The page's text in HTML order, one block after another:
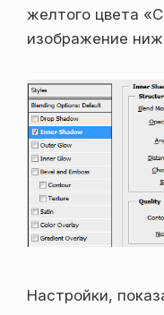
желтого цвета
изображение
Настройки,